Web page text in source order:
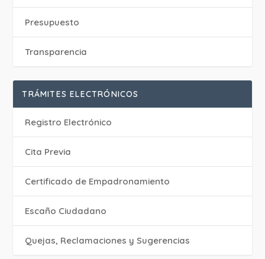
Presupuesto
Transparencia
TRÁMITES ELECTRÓNICOS
Registro Electrónico
Cita Previa
Certificado de Empadronamiento
Escaño Ciudadano
Quejas, Reclamaciones y Sugerencias